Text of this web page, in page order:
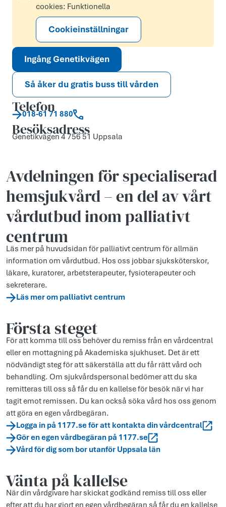
cookies: Funktionella
Cookieinställningar
Ingång Genetikvägen
Så åker du gratis buss till vården
Telefon
018-61 71 880
Besöksadress
Genetikvägen 4 756 51 Uppsala
Avdelningen för specialiserad
hemsjukvård – en del av vårt
vårdutbud inom palliativt
centrum
Läs mer på huvudsidan för palliativt centrum för allmän
information om vårdutbud. Hos oss jobbar sjuksköterskor,
läkare, kuratorer, arbetsterapeuter, fysioterapeuter och
sekreterare.
Läs mer om palliativt centrum
Första steget
För att komma till oss behöver du remiss från en vårdcentral
eller en mottagning på Akademiska sjukhuset. Det är ett
nödvändigt steg för att säkerställa att du får rätt vård och
behandling. Om sjukvårdspersonal bedömer att du ska
remitteras till oss så får du en kallelse för besök när vi har
tagit emot remissen. Du kan också söka vård hos oss genom
att göra en egen vårdbegäran.
Logga in på 1177.se för att kontakta din vårdcentral
Gör en egen vårdbegäran på 1177.se
Vård för dig som bor utanför Uppsala län
Vänta på kallelse
När din vårdgivare har skickat godkänd remiss till oss eller
efter att du har gjort en egen vårdbegäran så får du en kallelse